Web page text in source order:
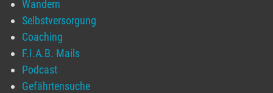
Wandern
Selbstversorgung
Coaching
F.I.A.B. Mails
Podcast
Gefährtensuche